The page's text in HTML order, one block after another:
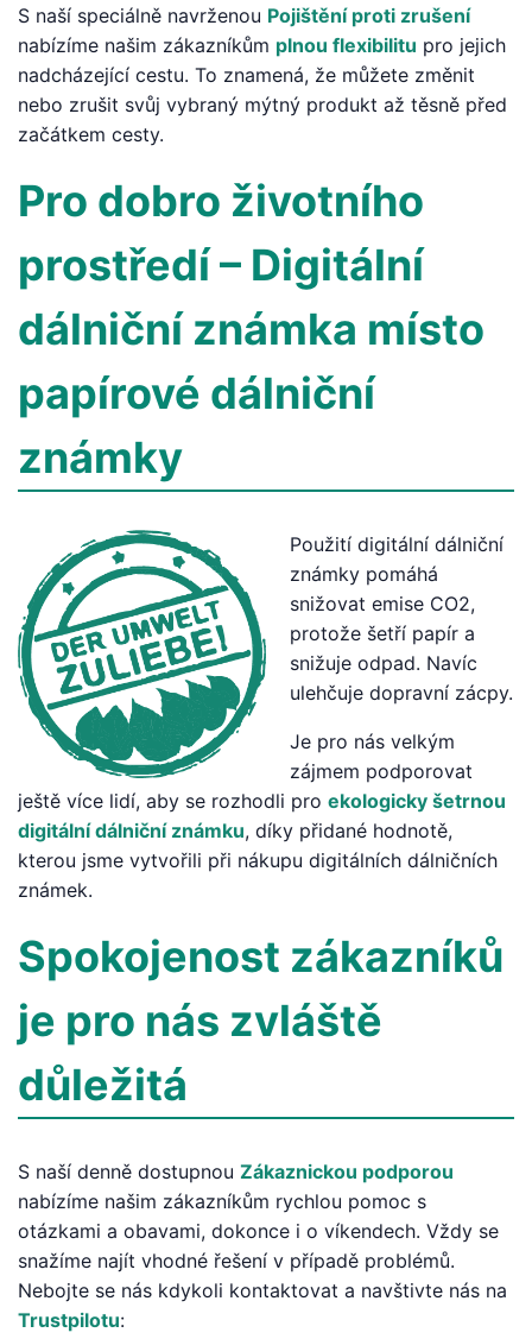
S naší speciálně navrženou Pojištění proti zrušení
nabízíme našim zákazníkům plnou flexibilitu pro jejich
nadcházející cestu. To znamená, že můžete změnit
nebo zrušit svůj vybraný mýtný produkt až těsně před
začátkem cesty.
Pro dobro životního
prostředí – Digitální
dálniční známka místo
papírové dálniční
známky
Použití digitální dálniční
známky pomáhá
snižovat emise CO2,
protože šetří papír a
snižuje odpad. Navíc
ulehčuje dopravní zácpy.
Je pro nás velkým
zájmem podporovat
ještě více lidí, aby se rozhodli pro ekologicky šetrnou
digitální dálniční známku, díky přidané hodnotě,
kterou jsme vytvořili při nákupu digitálních dálničních
známek.
Spokojenost zákazníků
je pro nás zvláště
důležitá
S naší denně dostupnou Zákaznickou podporou
nabízíme našim zákazníkům rychlou pomoc s
otázkami a obavami, dokonce i o víkendech. Vždy se
snažíme najít vhodné řešení v případě problémů.
Nebojte se nás kdykoli kontaktovat a navštivte nás na
Trustpilotu: